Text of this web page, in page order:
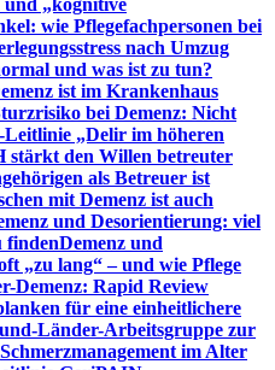
und „kognitive
wie Pflegefachpersonen bei
nach Umzug
und was ist zu tun?
ist im Krankenhaus
bei Demenz: Nicht
Leitlinie „Delir im höheren
stärkt den Willen betreuter
als Betreuer ist
mit Demenz ist auch
und Desorientierung: viel
findenDemenz und
„zu lang“ – und wie Pflege
Demenz: Rapid Review
für eine einheitlichere
Länder-Arbeitsgruppe zur
Schmerzmanagement im Alter